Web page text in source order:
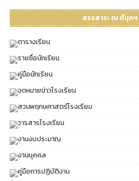
สรรสาระ ณ ดีบุกฯ
ตารางเรียน
รายชื่อนักเรียน
คู่มือนักเรียน
จดหมายข่าวโรงเรียน
สวนพฤกษศาสตร์โรงเรียน
วารสารโรงเรียน
งานงบประมาณ
งานบุคคล
คู่มือการปฏิบัติงาน